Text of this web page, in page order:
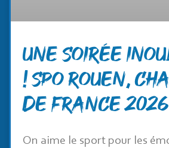
Une soirée
! SPO Rouen,
de France 2026
On aime le sport pour les